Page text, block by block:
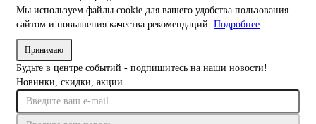
Мы используем файлы cookie для вашего удобства пользования
сайтом и повышения качества рекомендаций. Подробнее
Принимаю
Будьте в центре событий - подпишитесь на наши новости!
Новинки, скидки, акции.